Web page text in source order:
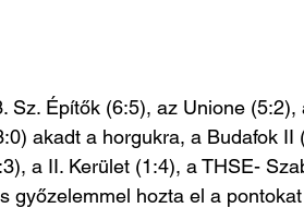
Sz. Építők (6:5), az Unione
akadt a horgukra, a Budafok
a II. Kerület (1:4), a THSE-
győzelemmel hozta el a